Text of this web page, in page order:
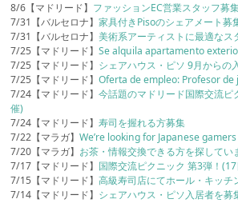
8/6【マドリード】 ファッションEC営業スタッフ募
7/31【バルセロナ】家具付きPisoのシェアメート募
7/31【バルセロナ】美術系アーティストに最適なス
7/25【マドリード】Se alquila apartamento
7/25【マドリード】 シェアハウス・ピソ 9月からの
7/25【マドリード】Oferta de empleo: Profesor
7/24【マドリード】今話題のマドリード国際交流ピ
催)
7/24【マドリード】寿司を握れる方募集
7/22【マラガ】We’re looking for Japanese
7/20【マラガ】 お茶・情報交換できる方を探してい
7/17【マドリード】 国際交流ピクニック 第3弾！
7/15【マドリード】高級寿司店にてホール・キッチ
7/14【マドリード】 シェアハウス・ピソ入居者を募